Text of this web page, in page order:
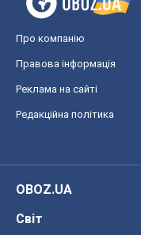
Про компанію
Правова інформація
Реклама на сайті
Редакційна політика
OBOZ.UA
Світ